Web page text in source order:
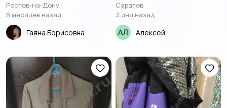
Ростов-на-Дону
8 месяцев назад
Гаяна Борисовна
Саратов
3 дня назад
Алексей